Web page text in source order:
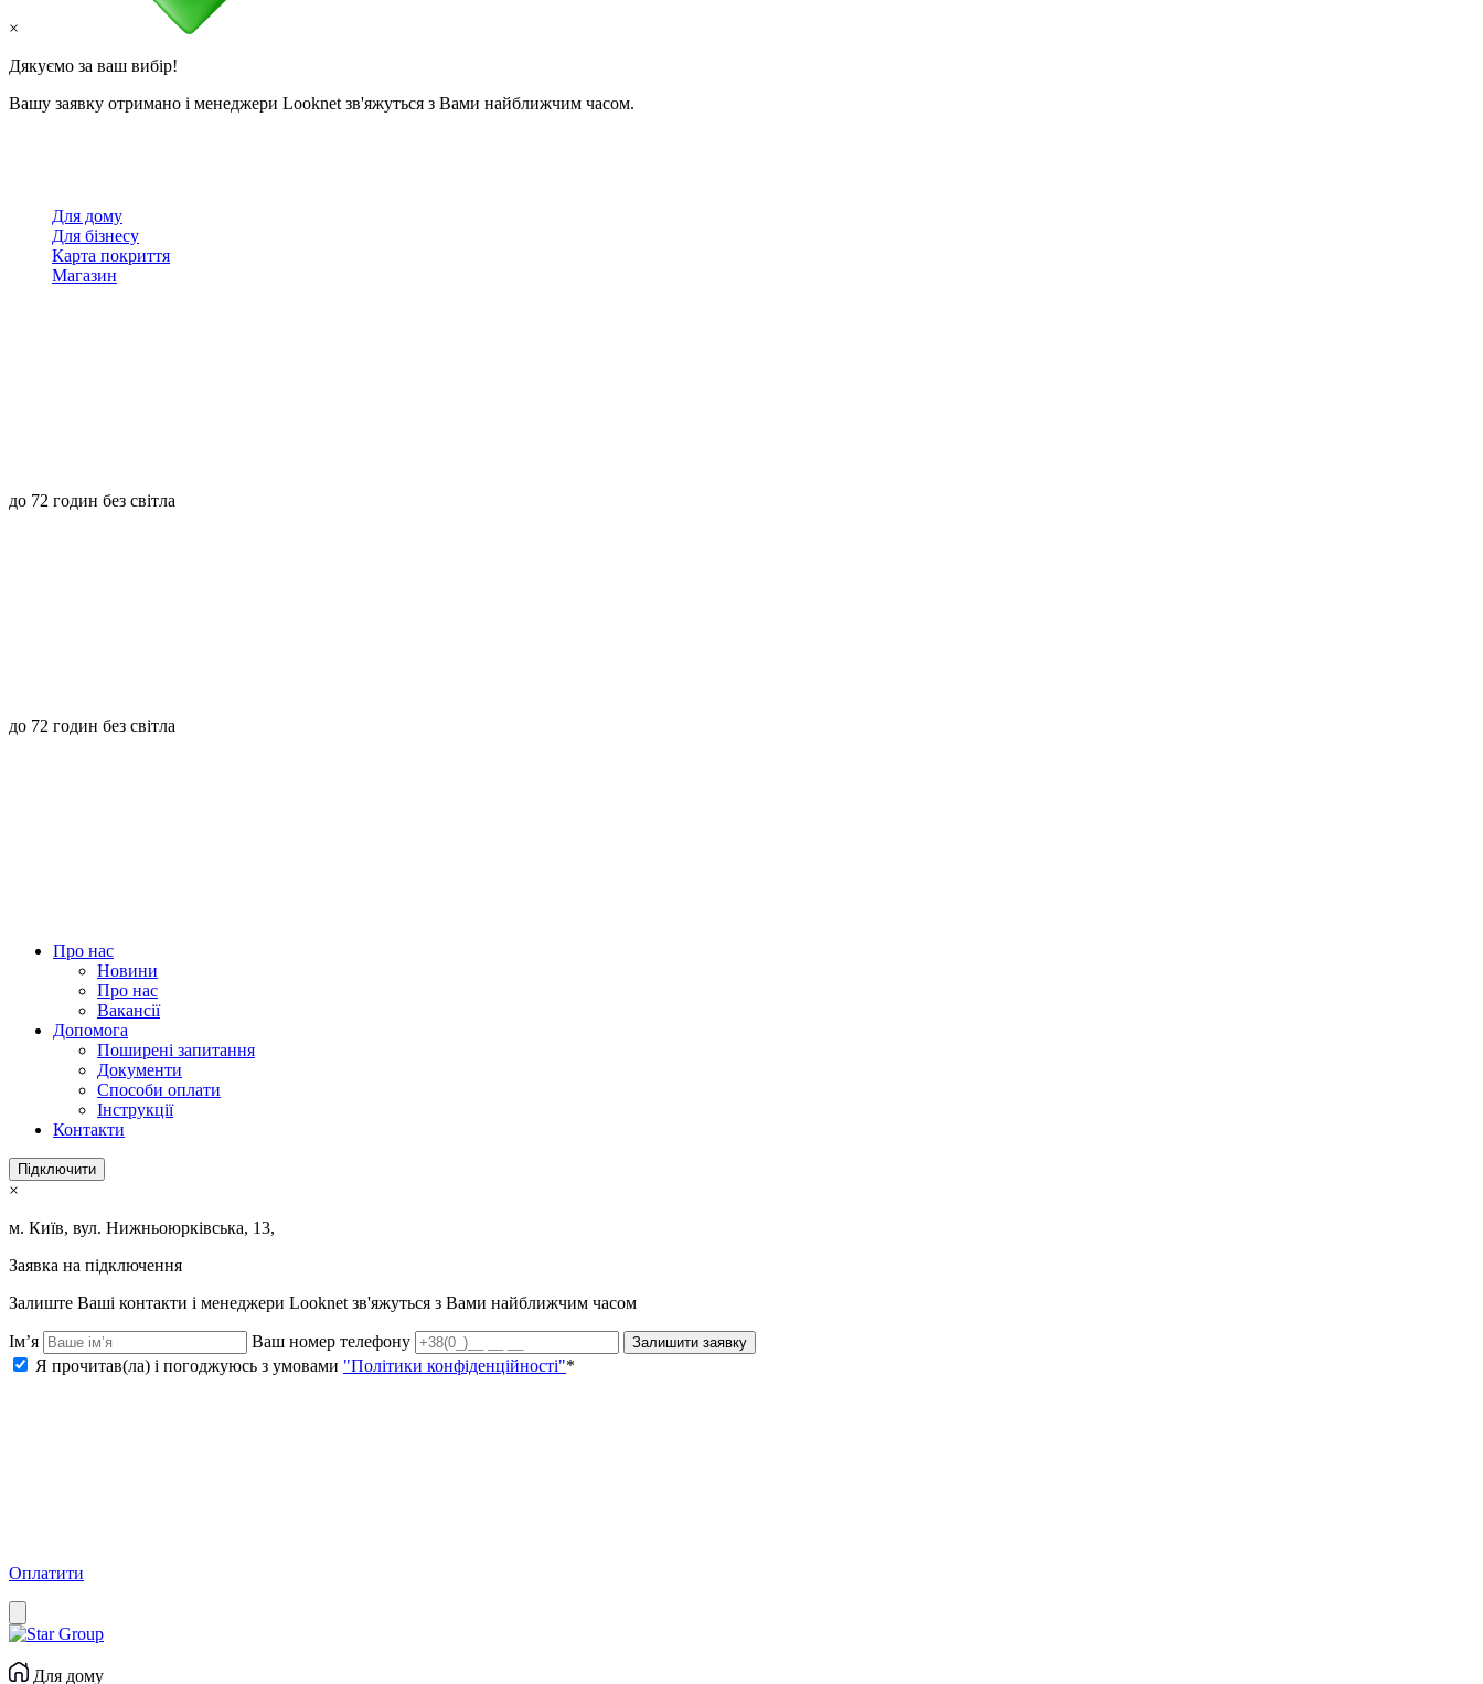
×
Дякуємо за ваш вибір!
Вашу заявку отримано і менеджери Looknet зв'яжуться з Вами найближчим часом.
Для дому
Для бізнесу
Карта покриття
Магазин
до 72 годин без світла
до 72 годин без світла
Про нас
Новини
Про нас
Вакансії
Допомога
Поширені запитання
Документи
Способи оплати
Інструкції
Контакти
Підключити
×
м. Київ, вул. Нижньоюрківська, 13,
Заявка на підключення
Залиште Ваші контакти і менеджери Looknet зв'яжуться з Вами найближчим часом
Ім’я Ваш номер телефону Залишити заявку
Я прочитав(ла) і погоджуюсь з умовами "Політики конфіденційності"*
Оплатити
Для дому